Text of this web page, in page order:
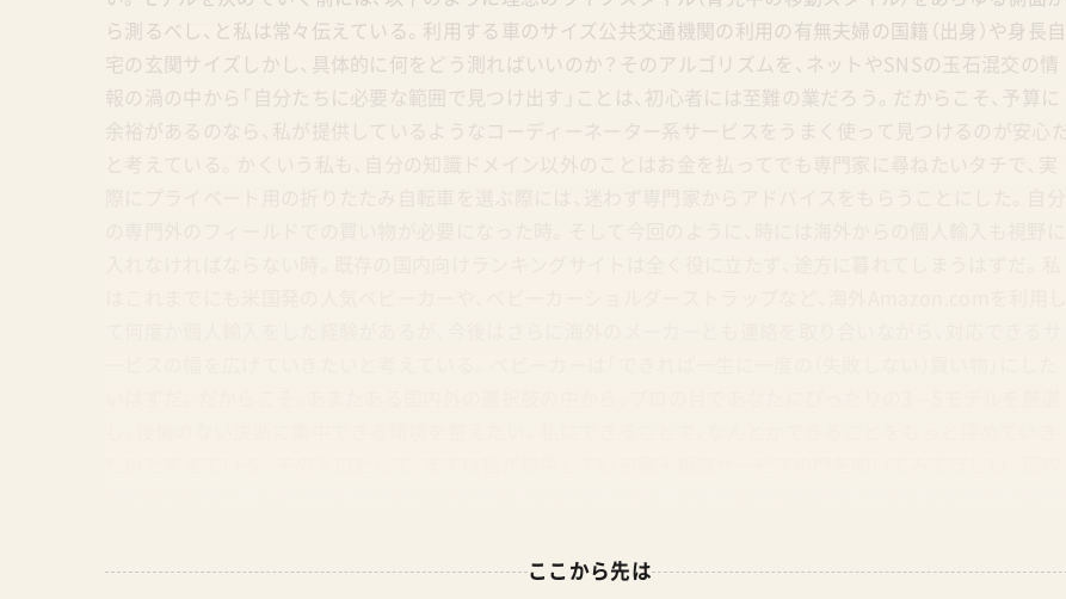
ら測るべし、と私は常々伝えている。利用する車のサイズ公共交通機関の利用の有無夫婦の国籍（出身）や身長自
宅の玄関サイズしかし、具体的に何をどう測ればいいのか？そのアルゴリズムを、ネットやSNSの玉石混交の情
報の渦の中から「自分たちに必要な範囲で見つけ出す」ことは、初心者には至難の業だろう。だからこそ、予算に
ここから先は